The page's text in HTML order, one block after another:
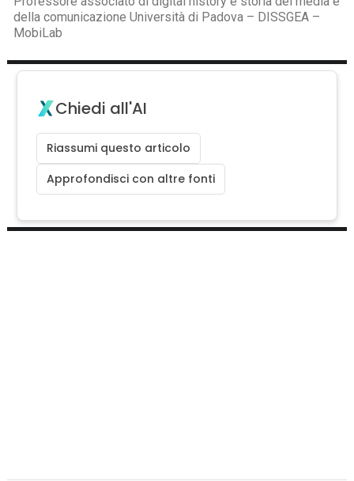
della comunicazione Università di Padova – DISSGEA –
MobiLab
Chiedi all'AI
Riassumi questo articolo
Approfondisci con altre fonti